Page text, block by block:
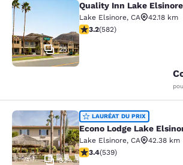
Quality Inn Lake
25
Quality Inn Lake
Lake Elsinore, CA
42.18 km
3.23 étoiles. Bien. 582
3.2(582)
Econo Lodge Lake
32
LAURÉAT DU PRIX
Econo Lodge Lake
Lake Elsinore, CA
42.38 km
3.35 étoiles. Bien. 539
3.4(539)